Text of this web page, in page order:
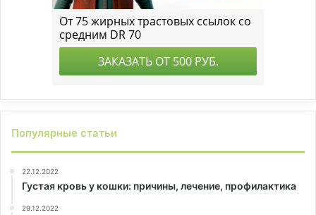
Популярные статьи
22.12.2022
Густая кровь у кошки: причины, лечение, профилактика
29.12.2022